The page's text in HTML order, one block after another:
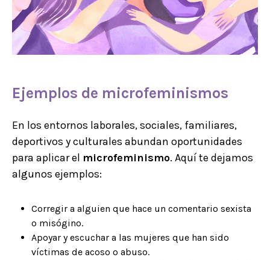
Ejemplos de microfeminismos
En los entornos laborales, sociales, familiares,
deportivos y culturales abundan oportunidades
para aplicar el microfeminismo. Aquí te dejamos
algunos ejemplos:
Corregir a alguien que hace un comentario sexista
o misógino.
Apoyar y escuchar a las mujeres que han sido
víctimas de acoso o abuso.